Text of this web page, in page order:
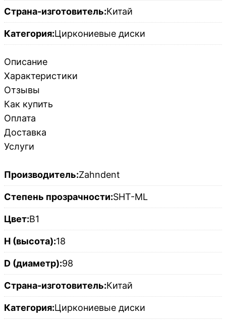
Страна-изготовитель:Китай
Категория:Циркониевые диски
Описание
Характеристики
Отзывы
Как купить
Оплата
Доставка
Услуги
Производитель:Zahndent
Степень прозрачности:SHT-ML
Цвет:B1
H (высота):18
D (диаметр):98
Страна-изготовитель:Китай
Категория:Циркониевые диски